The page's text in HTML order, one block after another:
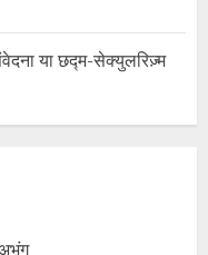
या छद्म-सेक्युलरिज़्म